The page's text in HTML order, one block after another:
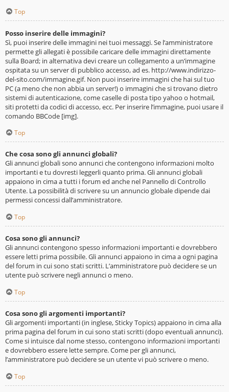
Top
Posso inserire delle immagini?
Sì, puoi inserire delle immagini nei tuoi messaggi. Se l’amministratore
permette gli allegati è possibile caricare delle immagini direttamente
sulla Board; in alternativa devi creare un collegamento a un’immagine
ospitata su un server di pubblico accesso, ad es. http://www.indirizzo-
del-sito.com/immagine.gif. Non puoi inserire immagini che hai sul tuo
PC (a meno che non abbia un server!) o immagini che si trovano dietro
sistemi di autenticazione, come caselle di posta tipo yahoo o hotmail,
siti protetti da codici di accesso, ecc. Per inserire l’immagine, puoi usare il
comando BBCode [img].
Top
Che cosa sono gli annunci globali?
Gli annunci globali sono annunci che contengono informazioni molto
importanti e tu dovresti leggerli quanto prima. Gli annunci globali
appaiono in cima a tutti i forum ed anche nel Pannello di Controllo
Utente. La possibilità di scrivere su un annuncio globale dipende dai
permessi concessi dall’amministratore.
Top
Cosa sono gli annunci?
Gli annunci contengono spesso informazioni importanti e dovrebbero
essere letti prima possibile. Gli annunci appaiono in cima a ogni pagina
del forum in cui sono stati scritti. L’amministratore può decidere se un
utente può scrivere negli annunci o meno.
Top
Cosa sono gli argomenti importanti?
Gli argomenti importanti (in inglese, Sticky Topics) appaiono in cima alla
prima pagina del forum in cui sono stati scritti (dopo eventuali annunci).
Come si intuisce dal nome stesso, contengono informazioni importanti
e dovrebbero essere lette sempre. Come per gli annunci,
l’amministratore può decidere se un utente vi può scrivere o meno.
Top